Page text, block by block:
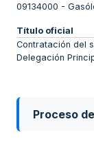
09134000 -
Título oficial
Contratación del
Delegación
Proceso